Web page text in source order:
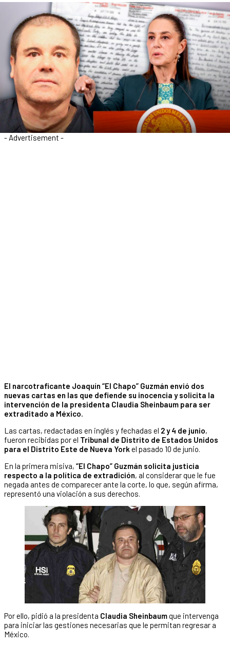
- Advertisement -
El narcotraficante Joaquín “El Chapo” Guzmán envió dos
nuevas cartas en las que defiende su inocencia y solicita la
intervención de la presidenta Claudia Sheinbaum para ser
extraditado a México.
Las cartas, redactadas en inglés y fechadas el 2 y 4 de junio,
fueron recibidas por el Tribunal de Distrito de Estados Unidos
para el Distrito Este de Nueva York el pasado 10 de junio.
En la primera misiva, “El Chapo” Guzmán solicita justicia
respecto a la política de extradición, al considerar que le fue
negada antes de comparecer ante la corte, lo que, según afirma,
representó una violación a sus derechos.
Por ello, pidió a la presidenta Claudia Sheinbaumque intervenga
para iniciar las gestiones necesarias que le permitan regresar a
México.